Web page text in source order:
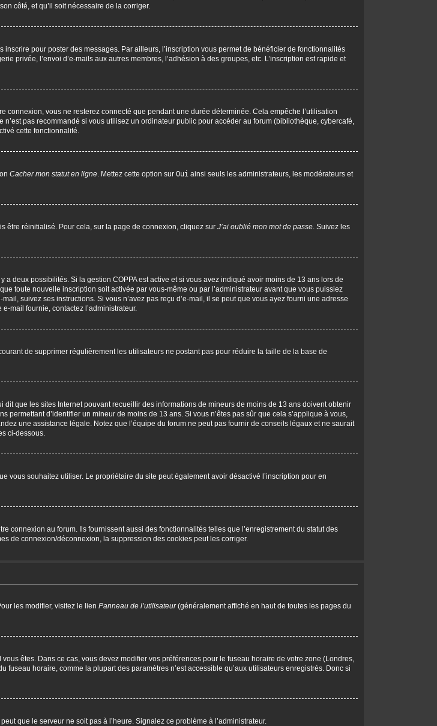
côté, et qu’il soit nécessaire de la corriger.
pour poster des messages. Par ailleurs, l’inscription vous permet de bénéficier de fonctionnalités
privée, l’envoi d’e-mails aux autres membres, l’adhésion à des groupes, etc. L’inscription est rapide et
connexion, vous ne resterez connecté que pendant une durée déterminée. Cela empêche l’utilisation
pas recommandé si vous utilisez un ordinateur public pour accéder au forum (bibliothèque, cybercafé,
cette fonctionnalité.
Cacher mon statut en ligne. Mettez cette option sur Oui ainsi seuls les administrateurs, les modérateurs et
être réinitialisé. Pour cela, sur la page de connexion, cliquez sur J’ai oublié mon mot de passe. Suivez les
a deux possibilités. Si la gestion COPPA est active et si vous avez indiqué avoir moins de 13 ans lors de
toute nouvelle inscription soit activée par vous-même ou par l’administrateur avant que vous puissiez
suivez ses instructions. Si vous n’avez pas reçu d’e-mail, il se peut que vous ayez fourni une adresse
mail fournie, contactez l’administrateur.
de supprimer régulièrement les utilisateurs ne postant pas pour réduire la taille de la base de
dit que les sites Internet pouvant recueillir des informations de mineurs de moins de 13 ans doivent obtenir
permettant d’identifier un mineur de moins de 13 ans. Si vous n’êtes pas sûr que cela s’applique à vous,
une assistance légale. Notez que l’équipe du forum ne peut pas fournir de conseils légaux et ne saurait
ci-dessous.
vous souhaitez utiliser. Le propriétaire du site peut également avoir désactivé l’inscription pour en
connexion au forum. Ils fournissent aussi des fonctionnalités telles que l’enregistrement du statut des
de connexion/déconnexion, la suppression des cookies peut les corriger.
les modifier, visitez le lien Panneau de l’utilisateur(généralement affiché en haut de toutes les pages du
êtes. Dans ce cas, vous devez modifier vos préférences pour le fuseau horaire de votre zone (Londres,
fuseau horaire, comme la plupart des paramètres n’est accessible qu’aux utilisateurs enregistrés. Donc si
que le serveur ne soit pas à l’heure. Signalez ce problème à l’administrateur.